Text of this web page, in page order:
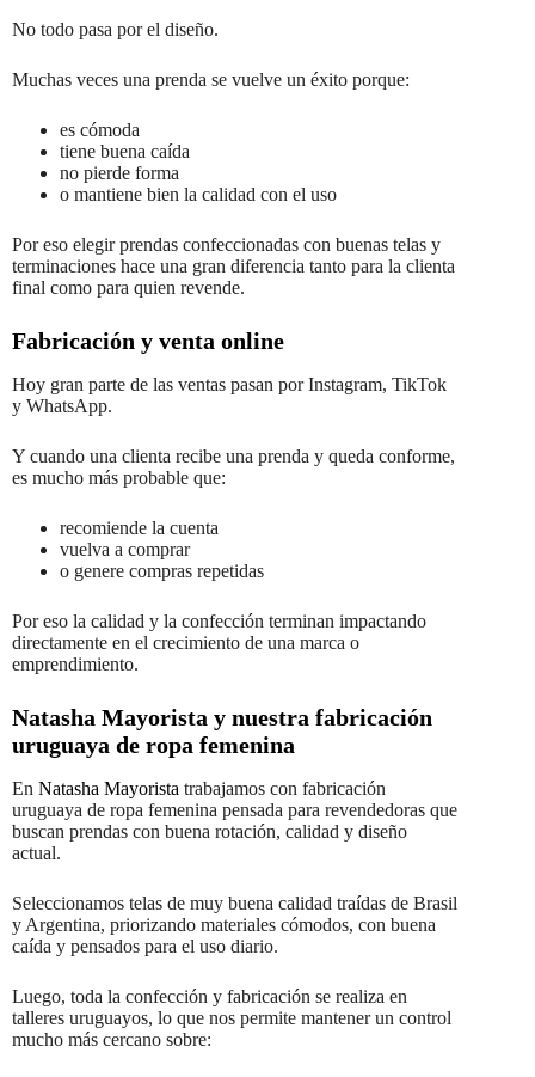
No todo pasa por el diseño.
Muchas veces una prenda se vuelve un éxito porque:
es cómoda
tiene buena caída
no pierde forma
o mantiene bien la calidad con el uso
Por eso elegir prendas confeccionadas con buenas telas y
terminaciones hace una gran diferencia tanto para la clienta
final como para quien revende.
Fabricación y venta online
Hoy gran parte de las ventas pasan por Instagram, TikTok
y WhatsApp.
Y cuando una clienta recibe una prenda y queda conforme,
es mucho más probable que:
recomiende la cuenta
vuelva a comprar
o genere compras repetidas
Por eso la calidad y la confección terminan impactando
directamente en el crecimiento de una marca o
emprendimiento.
Natasha Mayorista y nuestra fabricación
uruguaya de ropa femenina
En Natasha Mayorista trabajamos con fabricación
uruguaya de ropa femenina pensada para revendedoras que
buscan prendas con buena rotación, calidad y diseño
actual.
Seleccionamos telas de muy buena calidad traídas de Brasil
y Argentina, priorizando materiales cómodos, con buena
caída y pensados para el uso diario.
Luego, toda la confección y fabricación se realiza en
talleres uruguayos, lo que nos permite mantener un control
mucho más cercano sobre: